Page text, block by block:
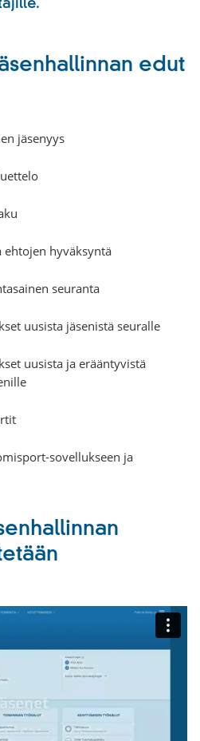
edut
jäsenyys
ehtojen hyväksyntä
seuranta
uusista jäsenistä seuralle
uusista ja erääntyvistä
sovellukseen ja